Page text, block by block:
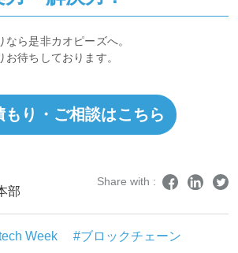
ら是非カオピーズへ。
待ちしております。
もり・ご相談はこちら
部
Share with :
Week #ブロックチェーン